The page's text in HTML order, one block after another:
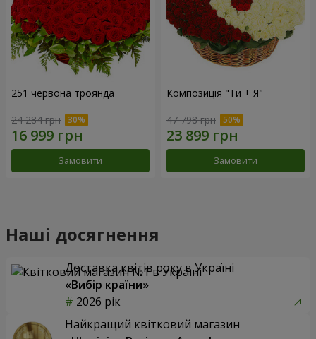
251 червона троянда
24 284 грн
Замовити
Композиція "Ти + Я"
47 798 грн
Замовити
Наші досягнення
Доставка квітів року в Україні
«Вибір країни»
2026 рік
Найкращий квітковий магазин